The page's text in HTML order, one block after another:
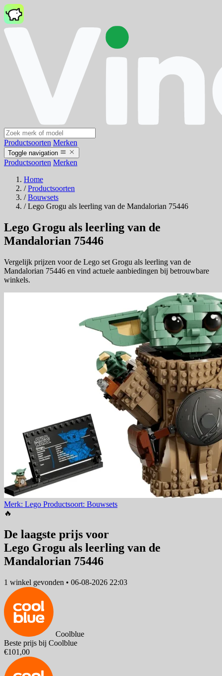
Productsoorten Merken
Toggle navigation
Productsoorten Merken
Home
/ Productsoorten
/ Bouwsets
/ Lego Grogu als leerling van de Mandalorian 75446
Lego Grogu als leerling van de
Mandalorian 75446
Vergelijk prijzen voor de Lego set Grogu als leerling van de
Mandalorian 75446 en vind actuele aanbiedingen bij betrouwbare
winkels.
Merk: Lego Productsoort: Bouwsets
🔥
De laagste prijs voor
Lego Grogu als leerling van de
Mandalorian 75446
1 winkel gevonden • 06-08-2026 22:03
Coolblue
Beste prijs bij Coolblue
€101,00